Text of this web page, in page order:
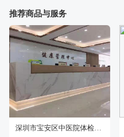
推荐商品与服务